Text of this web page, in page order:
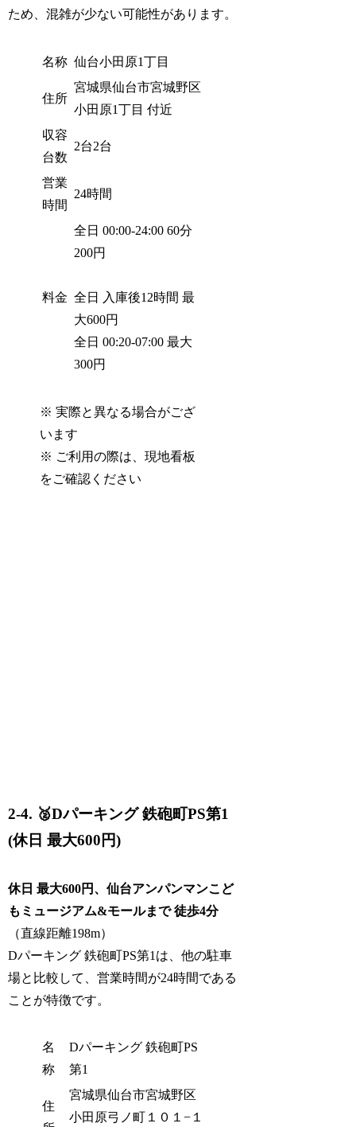
ため、混雑が少ない可能性があります。
名称 仙台小田原1丁目
住所
宮城県仙台市宮城野区
小田原1丁目 付近
収容
台数
2台2台
営業
時間
24時間
料金
全日 00:00-24:00 60分
200円
全日 入庫後12時間 最
大600円
全日 00:20-07:00 最大
300円
※ 実際と異なる場合がござ
います
※ ご利用の際は、現地看板
をご確認ください
2-4. 🥈Dパーキング 鉄砲町PS第1
(休日 最大600円)
休日 最大600円、仙台アンパンマンこど
もミュージアム&モールまで 徒歩4分
（直線距離198m）
Dパーキング 鉄砲町PS第1は、他の駐車
場と比較して、営業時間が24時間である
ことが特徴です。
名
称
Dパーキング 鉄砲町PS
第1
住
宮城県仙台市宮城野区
小田原弓ノ町１０１−１